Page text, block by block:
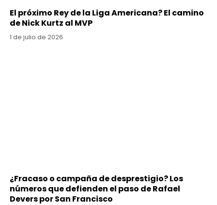
El próximo Rey de la Liga Americana? El camino
de Nick Kurtz al MVP
1 de julio de 2026
¿Fracaso o campaña de desprestigio? Los
números que defienden el paso de Rafael
Devers por San Francisco